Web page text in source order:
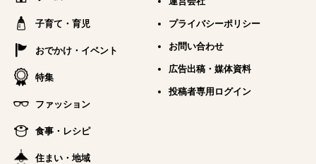
子育て・育児
おでかけ・イベント
特集
ファッション
食事・レシピ
住まい・地域
プライバシーポリシー
お問い合わせ
広告出稿・媒体資料
投稿者専用ログイン